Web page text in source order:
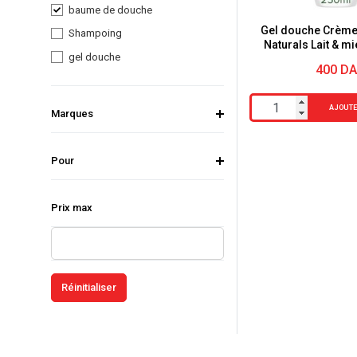
baume de douche
Shampoing
gel douche
Marques
Pour
Prix max
Gel douche
Naturals Lait &
400 DA
quantité
de